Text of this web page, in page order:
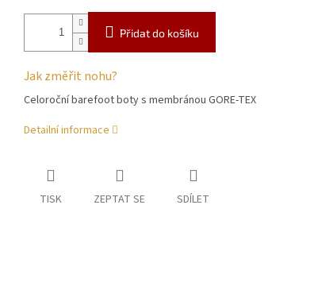
Přidat do košíku
Jak změřit nohu?
Celoroční barefoot boty s membránou GORE-TEX
Detailní informace
TISK ZEPTAT SE SDÍLET